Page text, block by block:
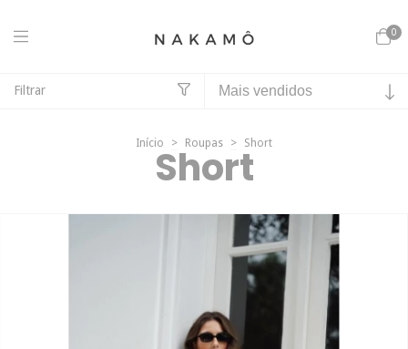
0
Filtrar
Início > Roupas > Short
Short